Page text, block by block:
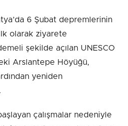
6 Şubat depremlerinin
olarak ziyarete
şekilde açılan UNESCO
Arslantepe Höyüğü,
yeniden
çalışmalar nedeniyle